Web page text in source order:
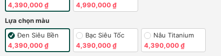
4,390,000 ₫
4,990,000 ₫
Lựa chọn màu
Đen Siêu Bền
4,390,000 ₫
Bạc Siêu Tốc
4,390,000 ₫
Nâu Titanium
4,390,000 ₫